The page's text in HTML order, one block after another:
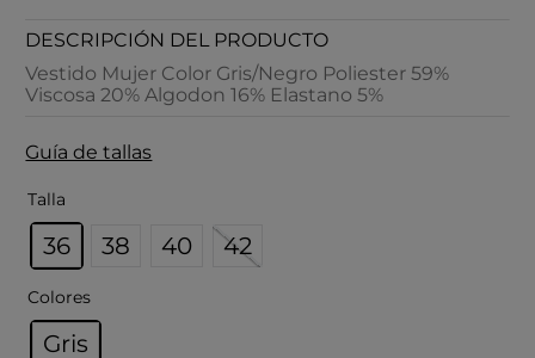
DESCRIPCIÓN DEL PRODUCTO
Vestido Mujer Color Gris/Negro Poliester 59%
Viscosa 20% Algodon 16% Elastano 5%
Guía de tallas
Talla
36 38 40 42
Colores
Gris